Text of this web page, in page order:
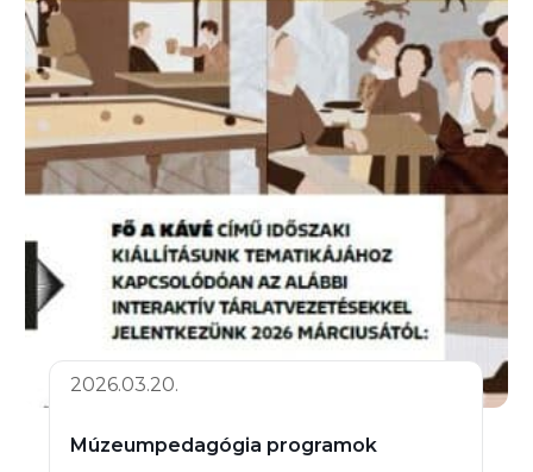
2026.03.20.
Múzeumpedagógia programok